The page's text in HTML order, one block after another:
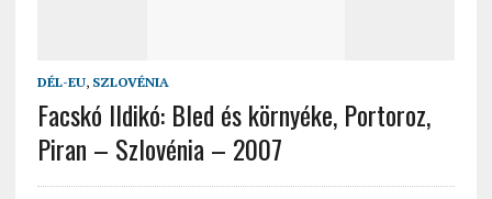
DÉL-EU, SZLOVÉNIA
Facskó Ildikó: Bled és környéke, Portoroz,
Piran – Szlovénia – 2007